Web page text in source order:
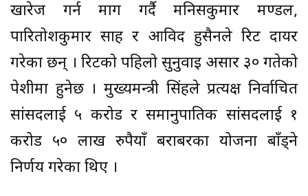
खारेज गर्न माग गर्दै मनिसकुमार मण्डल,
पारितोशकुमार साह र आविद हुसैनले रिट दायर
गरेका छन् । रिटको पहिलो सुनुवाइ असार ३० गतेको
पेशीमा हुनेछ । मुख्यमन्त्री सिंहले प्रत्यक्ष निर्वाचित
सांसदलाई ५ करोड र समानुपातिक सांसदलाई १
करोड ५० लाख रुपैयाँ बराबरका योजना बाँड्ने
निर्णय गरेका थिए ।